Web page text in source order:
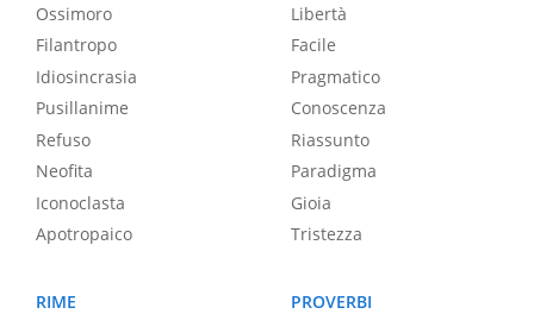
Ossimoro
Filantropo
Idiosincrasia
Pusillanime
Refuso
Neofita
Iconoclasta
Apotropaico
Libertà
Facile
Pragmatico
Conoscenza
Riassunto
Paradigma
Gioia
Tristezza
RIME
PROVERBI